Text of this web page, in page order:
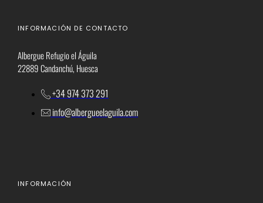
INFORMACIÓN DE CONTACTO
Albergue Refugio el Águila
22889 Candanchú, Huesca
+34 974 373 291
info@albergueelaguila.com
INFORMACIÓN